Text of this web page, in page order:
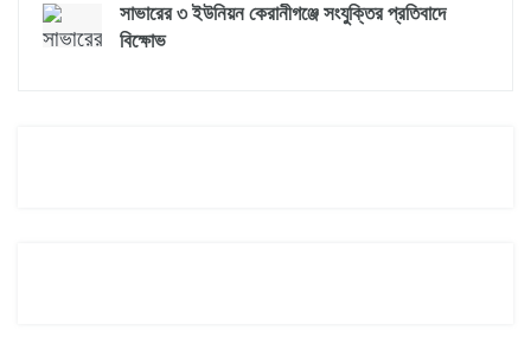
সাভারের ৩ ইউনিয়ন কেরানীগঞ্জে সংযুক্তির প্রতিবাদে
বিক্ষোভ